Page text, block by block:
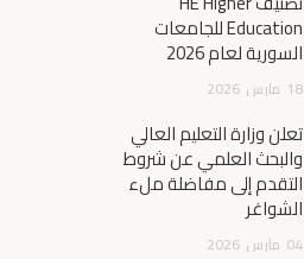
Education للجامعات
السورية لعام 2026
18 مارس 2026
تعلن وزارة التعليم العالي
والبحث العلمي عن شروط
التقدم إلى مفاضلة ملء
الشواغر
04 مارس 2026